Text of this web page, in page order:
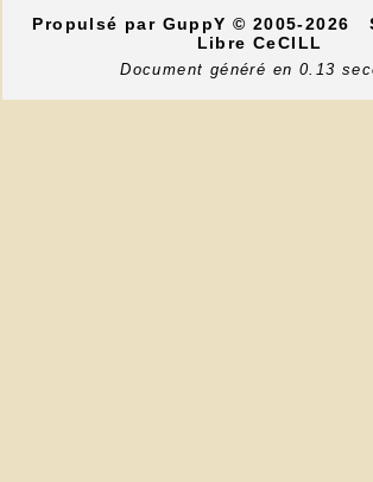
Propulsé par GuppY© 2005-2026
Libre CeCILL
Document généré en 0.13